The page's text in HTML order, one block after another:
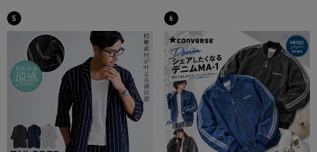
ュなコーディネートが完成！
心地よい柔らかな着心地のジャケットは羽織としてもインナ
ーとしてもロングシーズン着回せるので重宝するアイテムで
す。
※モデル画像は照明などの影響により実際の商品と異なる場合
がございます。
5 6